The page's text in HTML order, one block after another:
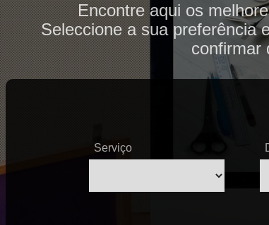
Encontre aqui os
Seleccione a sua preferência
confirmar
Serviço